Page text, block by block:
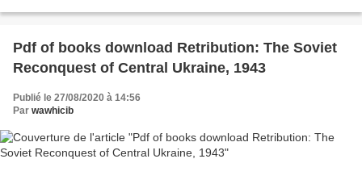
Pdf of books download Retribution: The Soviet
Reconquest of Central Ukraine, 1943
Publié le 27/08/2020 à 14:56
Par wawhicib